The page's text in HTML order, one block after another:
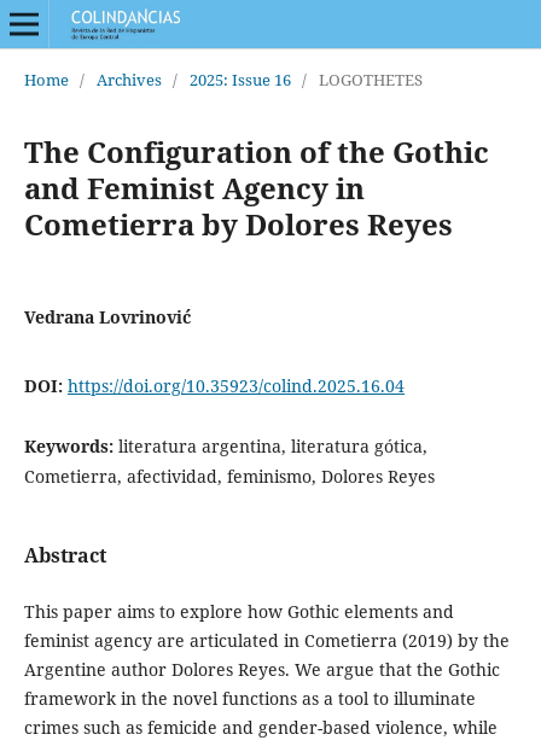
Home / Archives / 2025: Issue 16 / LOGOTHETES
The Configuration of the Gothic
and Feminist Agency in
Cometierra by Dolores Reyes
Vedrana Lovrinović
DOI: https://doi.org/10.35923/colind.2025.16.04
Keywords: literatura argentina, literatura gótica,
Cometierra, afectividad, feminismo, Dolores Reyes
Abstract
This paper aims to explore how Gothic elements and
feminist agency are articulated in Cometierra (2019) by the
Argentine author Dolores Reyes. We argue that the Gothic
framework in the novel functions as a tool to illuminate
crimes such as femicide and gender-based violence, while